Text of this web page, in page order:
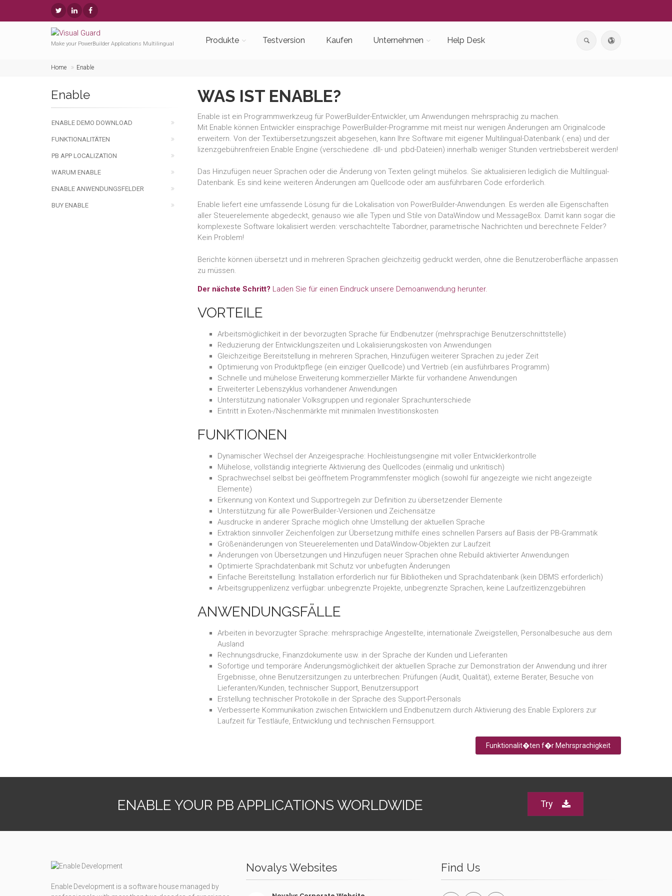
Make your PowerBuilder Applications Multilingual Produkte Testversion Kaufen Unternehmen Help Desk
Home Enable
WAS IST ENABLE?
Enable ist ein Programmwerkzeug für PowerBuilder-Entwickler, um Anwendungen mehrsprachig zu machen.
Mit Enable können Entwickler einsprachige PowerBuilder-Programme mit meist nur wenigen Änderungen am Originalcode
erweitern. Von der Textübersetzungszeit abgesehen, kann Ihre Software mit eigener Multilingual-Datenbank (.ena) und der
lizenzgebührenfreien Enable Engine (verschiedene .dll- und .pbd-Dateien) innerhalb weniger Stunden vertriebsbereit werden!
Das Hinzufügen neuer Sprachen oder die Änderung von Texten gelingt mühelos. Sie aktualisieren lediglich die Multilingual-
Datenbank. Es sind keine weiteren Änderungen am Quellcode oder am ausführbaren Code erforderlich.
Enable liefert eine umfassende Lösung für die Lokalisation von PowerBuilder-Anwendungen. Es werden alle Eigenschaften
aller Steuerelemente abgedeckt, genauso wie alle Typen und Stile von DataWindow und MessageBox. Damit kann sogar die
komplexeste Software lokalisiert werden: verschachtelte Tabordner, parametrische Nachrichten und berechnete Felder?
Kein Problem!
Berichte können übersetzt und in mehreren Sprachen gleichzeitig gedruckt werden, ohne die Benutzeroberfläche anpassen
zu müssen.
Der nächste Schritt? Laden Sie für einen Eindruck unsere Demoanwendung herunter.
VORTEILE
Arbeitsmöglichkeit in der bevorzugten Sprache für Endbenutzer (mehrsprachige Benutzerschnittstelle)
Reduzierung der Entwicklungszeiten und Lokalisierungskosten von Anwendungen
Gleichzeitige Bereitstellung in mehreren Sprachen, Hinzufügen weiterer Sprachen zu jeder Zeit
Optimierung von Produktpflege (ein einziger Quellcode) und Vertrieb (ein ausführbares Programm)
Schnelle und mühelose Erweiterung kommerzieller Märkte für vorhandene Anwendungen
Erweiterter Lebenszyklus vorhandener Anwendungen
Unterstützung nationaler Volksgruppen und regionaler Sprachunterschiede
Eintritt in Exoten-/Nischenmärkte mit minimalen Investitionskosten
FUNKTIONEN
Dynamischer Wechsel der Anzeigesprache: Hochleistungsengine mit voller Entwicklerkontrolle
Mühelose, vollständig integrierte Aktivierung des Quellcodes (einmalig und unkritisch)
Sprachwechsel selbst bei geöffnetem Programmfenster möglich (sowohl für angezeigte wie nicht angezeigte
Elemente)
Erkennung von Kontext und Supportregeln zur Definition zu übersetzender Elemente
Unterstützung für alle PowerBuilder-Versionen und Zeichensätze
Ausdrucke in anderer Sprache möglich ohne Umstellung der aktuellen Sprache
Extraktion sinnvoller Zeichenfolgen zur Übersetzung mithilfe eines schnellen Parsers auf Basis der PB-Grammatik
Größenänderungen von Steuerelementen und DataWindow-Objekten zur Laufzeit
Änderungen von Übersetzungen und Hinzufügen neuer Sprachen ohne Rebuild aktivierter Anwendungen
Optimierte Sprachdatenbank mit Schutz vor unbefugten Änderungen
Einfache Bereitstellung: Installation erforderlich nur für Bibliotheken und Sprachdatenbank (kein DBMS erforderlich)
Arbeitsgruppenlizenz verfügbar: unbegrenzte Projekte, unbegrenzte Sprachen, keine Laufzeitlizenzgebühren
ANWENDUNGSFÄLLE
Arbeiten in bevorzugter Sprache: mehrsprachige Angestellte, internationale Zweigstellen, Personalbesuche aus dem
Ausland
Rechnungsdrucke, Finanzdokumente usw. in der Sprache der Kunden und Lieferanten
Sofortige und temporäre Änderungsmöglichkeit der aktuellen Sprache zur Demonstration der Anwendung und ihrer
Ergebnisse, ohne Benutzersitzungen zu unterbrechen: Prüfungen (Audit, Qualität), externe Berater, Besuche von
Lieferanten/Kunden, technischer Support, Benutzersupport
Erstellung technischer Protokolle in der Sprache des Support-Personals
Verbesserte Kommunikation zwischen Entwicklern und Endbenutzern durch Aktivierung des Enable Explorers zur
Laufzeit für Testläufe, Entwicklung und technischen Fernsupport.
Funktionalit�ten f�r Mehrsprachigkeit
Enable
ENABLE DEMO DOWNLOAD
FUNKTIONALITÄTEN
PB APP LOCALIZATION
WARUM ENABLE
ENABLE ANWENDUNGSFELDER
BUY ENABLE
ENABLE YOUR PB APPLICATIONS WORLDWIDE Try
Enable Development is a software house managed by
Novalys Websites Find Us